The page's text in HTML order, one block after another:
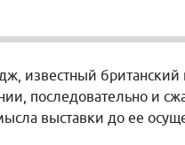
известный британский
последовательно и
выставки до ее